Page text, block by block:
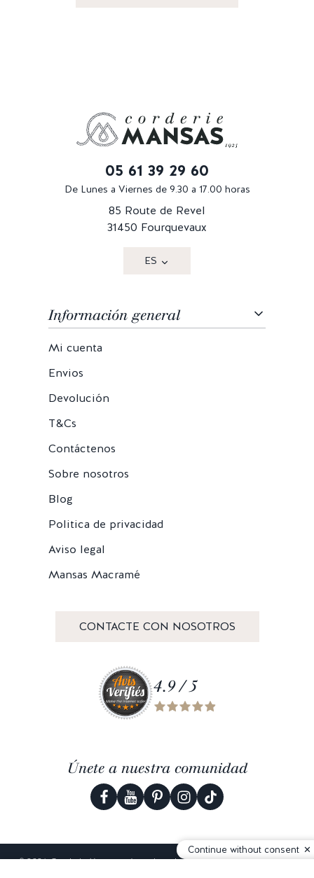
05 61 39 29 60
De Lunes a Viernes de 9.30 a 17.00 horas
85 Route de Revel
31450 Fourquevaux
ES
Información general
Mi cuenta
Envios
Devolución
T&Cs
Contáctenos
Sobre nosotros
Blog
Politica de privacidad
Aviso legal
Mansas Macramé
CONTACTE CON NOSOTROS
4.9 / 5
Únete a nuestra comunidad
© 2026 Corderie Mansas -Agencia web Creabilis
Continue without consent